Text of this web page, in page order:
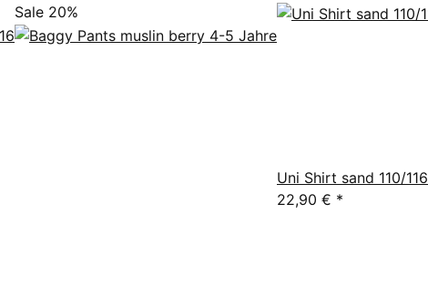
Sale 20%
Uni Shirt sand 110/116
22,90 € *